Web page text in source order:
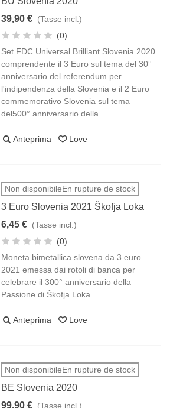
39,90 € (Tasse incl.)
(0)
Set FDC Universal Brilliant Slovenia 2020
comprendente il 3 Euro sul tema del 30°
anniversario del referendum per
l'indipendenza della Slovenia e il 2 Euro
commemorativo Slovenia sul tema
del500° anniversario della...
Anteprima Love
Non disponibileEn rupture de stock
3 Euro Slovenia 2021 Škofja Loka
6,45 € (Tasse incl.)
(0)
Moneta bimetallica slovena da 3 euro
2021 emessa dai rotoli di banca per
celebrare il 300° anniversario della
Passione di Škofja Loka.
Anteprima Love
Non disponibileEn rupture de stock
BE Slovenia 2020
99,90 € (Tasse incl.)